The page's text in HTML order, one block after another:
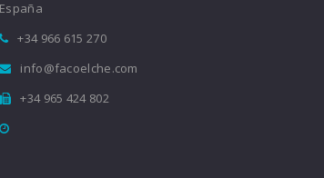
España
+34 966 615 270
info@facoelche.com
+34 965 424 802